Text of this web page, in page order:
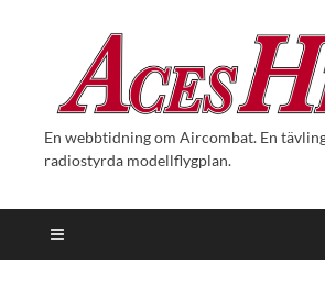
En webbtidning om Aircombat. En
radiostyrda modellflygplan.